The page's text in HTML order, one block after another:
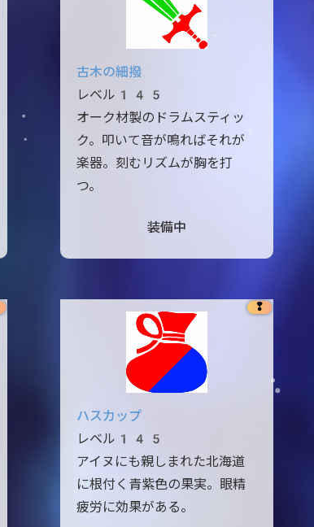
古木の細撥
レベル145
オーク材製のドラムスティッ
ク。叩いて音が鳴ればそれが
楽器。刻むリズムが胸を打
つ。
装備中
❢
ハスカップ
レベル145
アイヌにも親しまれた北海道
に根付く青紫色の果実。眼精
疲労に効果がある。